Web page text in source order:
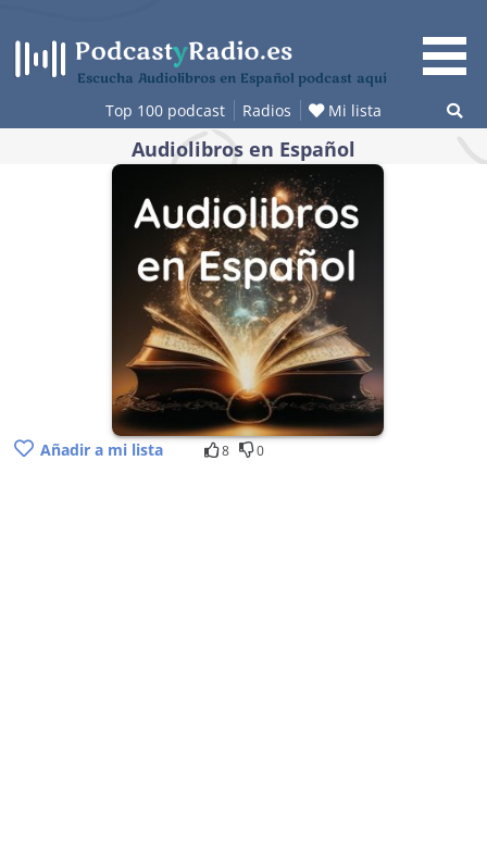
contenido
Escucha Audiolibros en Español podcast aquí
Top 100 podcast Radios Mi lista
Audiolibros en Español
Añadir a mi lista 8 0